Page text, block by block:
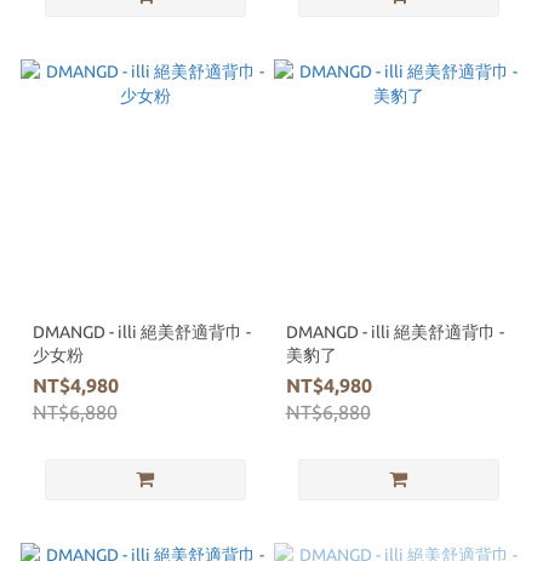
DMANGD - illi 絕美舒適背巾 -
少女粉
NT$4,980
NT$6,880
DMANGD - illi 絕美舒適背巾 -
美豹了
NT$4,980
NT$6,880